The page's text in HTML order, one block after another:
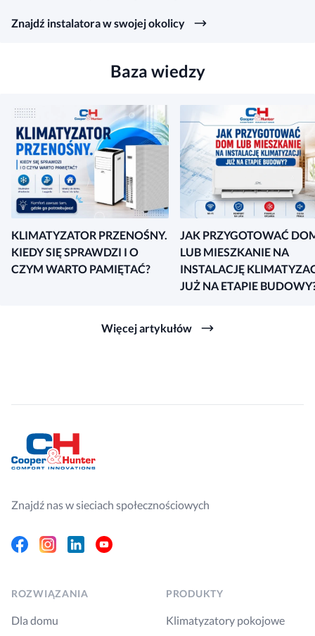
Znajdź instalatora w swojej okolicy
Baza wiedzy
KLIMATYZATOR PRZENOŚNY.
KIEDY SIĘ SPRAWDZI I O
CZYM WARTO PAMIĘTAĆ?
JAK PRZYGOTOWAĆ
LUB MIESZKANIE NA
INSTALACJĘ
JUŻ NA ETAPIE
Więcej artykułów
Znajdź nas w sieciach społecznościowych
FacebookInstagramLinkedinYoutube
ROZWIĄZANIA
Dla domu
PRODUKTY
Klimatyzatory pokojowe